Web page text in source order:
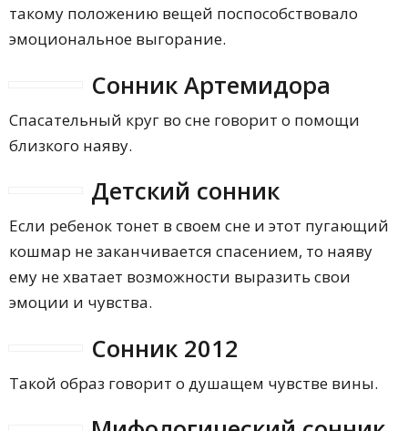
такому положению вещей поспособствовало
эмоциональное выгорание.
Сонник Артемидора
Спасательный круг во сне говорит о помощи
близкого наяву.
Детский сонник
Если ребенок тонет в своем сне и этот пугающий
кошмар не заканчивается спасением, то наяву
ему не хватает возможности выразить свои
эмоции и чувства.
Сонник 2012
Такой образ говорит о душащем чувстве вины.